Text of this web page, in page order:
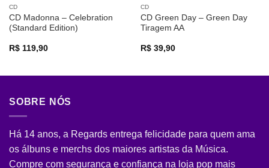
CD
CD Madonna – Celebration
(Standard Edition)
R$119,90
CD
CD Green Day – Green Day
Tiragem AA
R$39,90
SOBRE NÓS
Há 14 anos, a Regards entrega felicidade para quem ama
os álbuns e merchs dos maiores artistas da Música.
Compre com segurança e confiança na loja pop mais